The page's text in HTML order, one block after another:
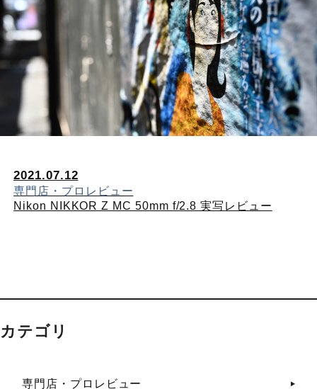
2021.07.12
専門店・プロレビュー
Nikon NIKKOR Z MC 50mm f/2.8 実写レビュー
カテゴリ
専門店・プロレビュー